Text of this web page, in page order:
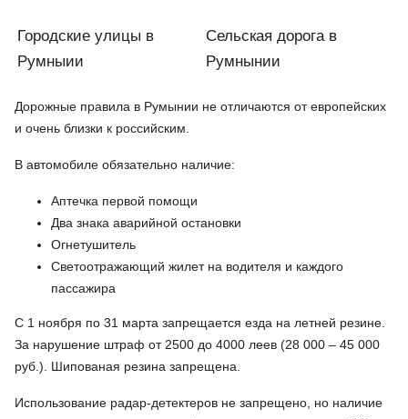
Городские улицы в
Румныии
Сельская дорога в
Румнынии
Дорожные правила в Румынии не отличаются от европейских
и очень близки к российским.
В автомобиле обязательно наличие:
Аптечка первой помощи
Два знака аварийной остановки
Огнетушитель
Светоотражающий жилет на водителя и каждого
пассажира
С 1 ноября по 31 марта запрещается езда на летней резине.
За нарушение штраф от 2500 до 4000 леев (28 000 – 45 000
руб.). Шипованая резина запрещена.
Использование радар-детектеров не запрещено, но наличие